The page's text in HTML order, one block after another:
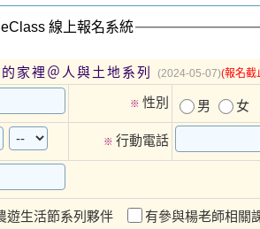
線上報名系統
家裡＠人與土地系列 (2024-05-07)(報名截
※ 性別 男 女
※ 行動電話
遊生活節系列夥伴
有參與楊老師相關